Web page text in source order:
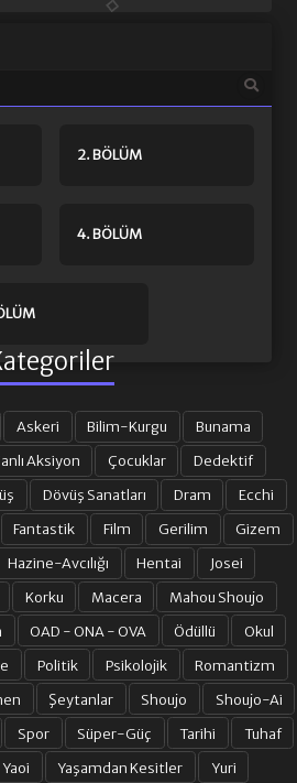
2. BÖLÜM
4. BÖLÜM
Askeri Bilim-Kurgu
Bunama
Aksiyon Çocuklar
Dedektif
Dövüş Sanatları Dram
Ecchi
Fantastik Film Gerilim
Gizem
Hazine-Avcılığı Hentai
Josei
Korku Macera
Mahou Shoujo
OAD - ONA - OVA Ödüllü
Okul
Politik Psikolojik
Romantizm
Şeytanlar Shoujo
Shoujo-Ai
Spor Süper-Güç Tarihi
Tuhaf
Yaoi Yaşamdan Kesitler Yuri